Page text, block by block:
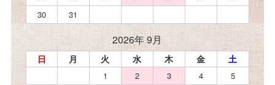
30
31
2026年 9月
日 月 火 水 木 金 土
1 2 3 4
5